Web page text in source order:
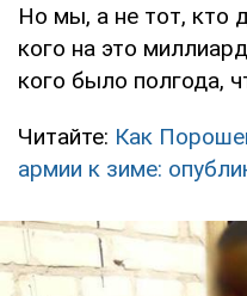
Но мы, а не тот, кто
кого на это
кого было полгода,
Читайте: Как
армии к зиме: